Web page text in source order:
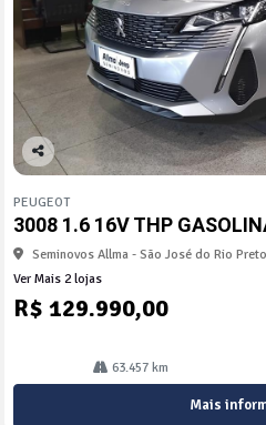
Co
arti
lhe
PEUGEOT
3008 1.6 16V THP
Seminovos Allma - São José do Rio Preto
Ver Mais 2 lojas
R$ 129.990,00
63.457 km
Mais